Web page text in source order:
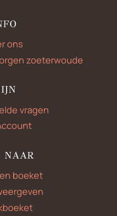
ons
zoeterwoude
vragen
NAAR
boeket